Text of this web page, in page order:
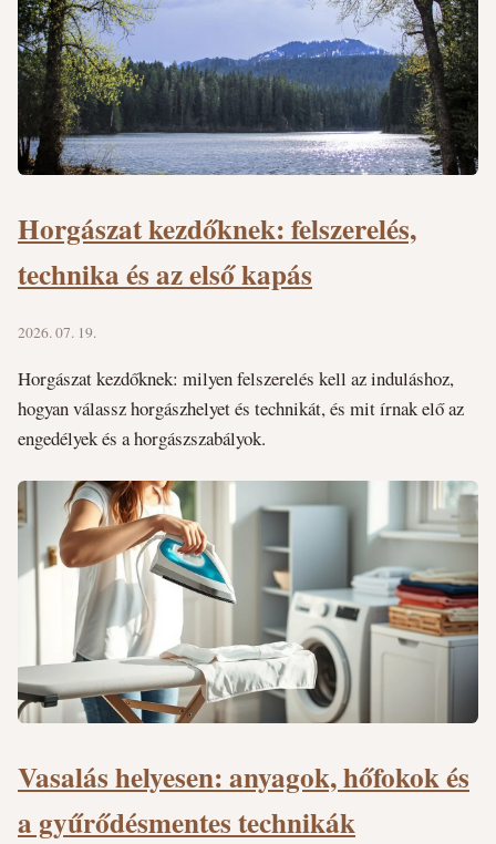
Horgászat kezdőknek: felszerelés,
technika és az első kapás
2026. 07. 19.
Horgászat kezdőknek: milyen felszerelés kell az induláshoz,
hogyan válassz horgászhelyet és technikát, és mit írnak elő az
engedélyek és a horgászszabályok.
Vasalás helyesen: anyagok, hőfokok és
a gyűrődésmentes technikák